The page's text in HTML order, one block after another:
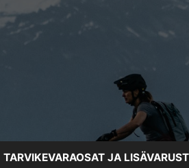
TARVIKEVARAOSAT JA